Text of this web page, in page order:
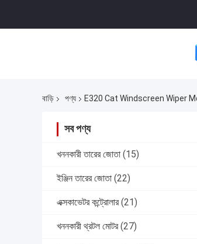
বাড়ি পণ্য E320 Cat Windscreen Wiper
সব পণ্য
খননকারী তারের জোতা (15)
ইঞ্জিন তারের জোতা (22)
এক্সকাভেটর কন্ট্রোলার (21)
খননকারী থ্রটল মোটর (27)